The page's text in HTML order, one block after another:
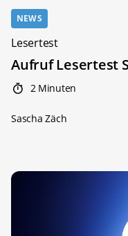
NEWS
Lesertest
Aufruf Lesertest
2 Minuten
Sascha Zäch